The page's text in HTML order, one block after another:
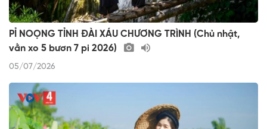
PỈ NOỌNG TỈNH ĐÀI XÁU CHƯƠNG TRÌNH (Chủ nhật,
vằn xo 5 bươn 7 pi 2026)
05/07/2026